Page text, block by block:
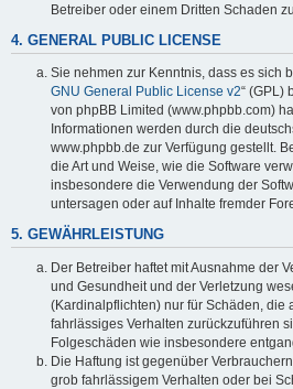
Betreiber oder einem Dritten Schaden
4. GENERAL PUBLIC LICENSE
Sie nehmen zur Kenntnis, dass es sich
GNU General Public License v2“ (GPL)
von phpBB Limited (www.phpbb.com)
Informationen werden durch die
www.phpbb.de zur Verfügung gestellt.
die Art und Weise, wie die Software
insbesondere die Verwendung der
untersagen oder auf Inhalte fremder
5. GEWÄHRLEISTUNG
Der Betreiber haftet mit Ausnahme der
und Gesundheit und der Verletzung
(Kardinalpflichten) nur für Schäden, die
fahrlässiges Verhalten zurückzuführen
Folgeschäden wie insbesondere
Die Haftung ist gegenüber
grob fahrlässigem Verhalten oder bei